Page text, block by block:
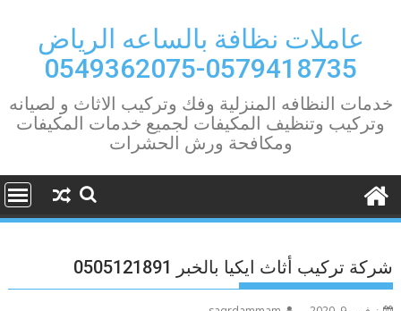
contentعاملات نظافة بالساعه الرياض
0579418735-0549362075
خدمات النظافه المنزلية وفك وتركيب الاثاث و لصيانه
وتركيب وتنظيف المكيفات لجميع خدمات المكيفات
ومكافحة ورش الحشرات
شركة تركيب أثاث ايكيا بالخبر 0505121891